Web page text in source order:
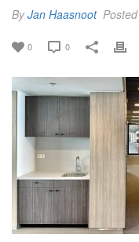
ByJan Haasnoot Posted
0 0